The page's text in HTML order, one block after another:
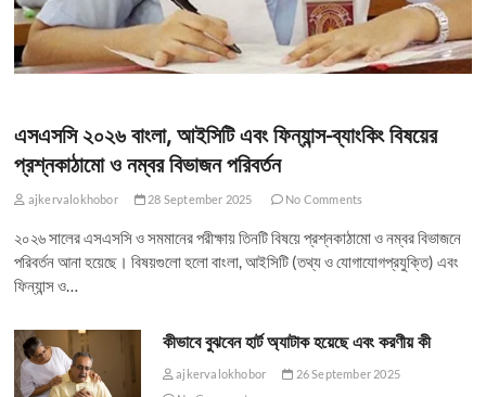
এসএসসি ২০২৬ বাংলা, আইসিটি এবং ফিন্যান্স-ব্যাংকিং বিষয়ের
প্রশ্নকাঠামো ও নম্বর বিভাজন পরিবর্তন
ajkervalokhobor 28 September 2025 No Comments
২০২৬ সালের এসএসসি ও সমমানের পরীক্ষায় তিনটি বিষয়ে প্রশ্নকাঠামো ও নম্বর বিভাজনে
পরিবর্তন আনা হয়েছে। বিষয়গুলো হলো বাংলা, আইসিটি (তথ্য ও যোগাযোগপ্রযুক্তি) এবং
ফিন্যান্স ও…
কীভাবে বুঝবেন হার্ট অ্যাটাক হয়েছে এবং করণীয় কী
ajkervalokhobor
26 September 2025